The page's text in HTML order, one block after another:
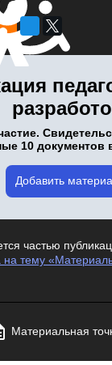
10 документов
Добавить
частью
на тему
Материальная